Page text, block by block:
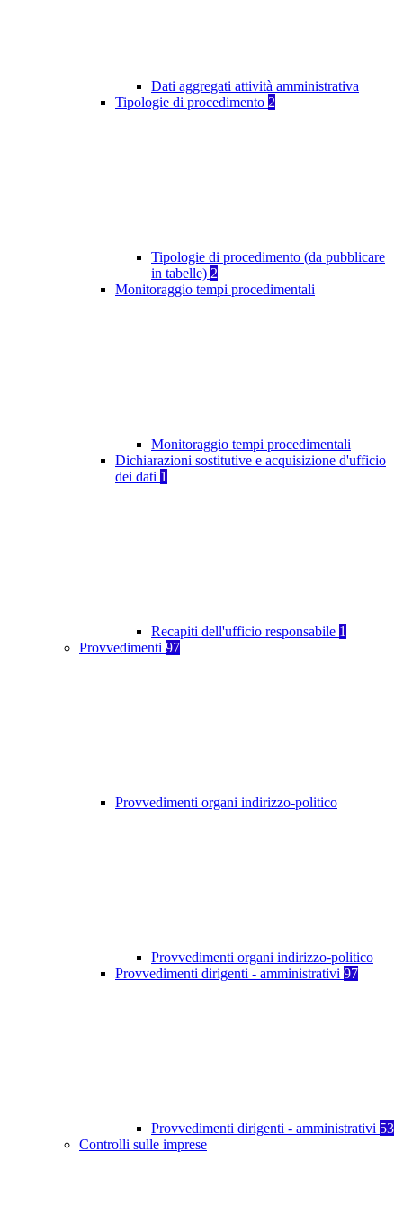
Dati aggregati attività amministrativa
Tipologie di procedimento 2
Tipologie di procedimento (da pubblicare
in tabelle) 2
Monitoraggio tempi procedimentali
Monitoraggio tempi procedimentali
Dichiarazioni sostitutive e acquisizione d'ufficio
dei dati 1
Recapiti dell'ufficio responsabile 1
Provvedimenti 97
Provvedimenti organi indirizzo-politico
Provvedimenti organi indirizzo-politico
Provvedimenti dirigenti - amministrativi 97
Provvedimenti dirigenti - amministrativi 53
Controlli sulle imprese